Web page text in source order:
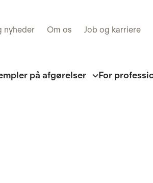
nyheder Om os Job og karriere
på afgørelser For